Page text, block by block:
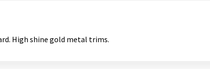
High shine gold metal trims.